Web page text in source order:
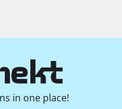
in one place!